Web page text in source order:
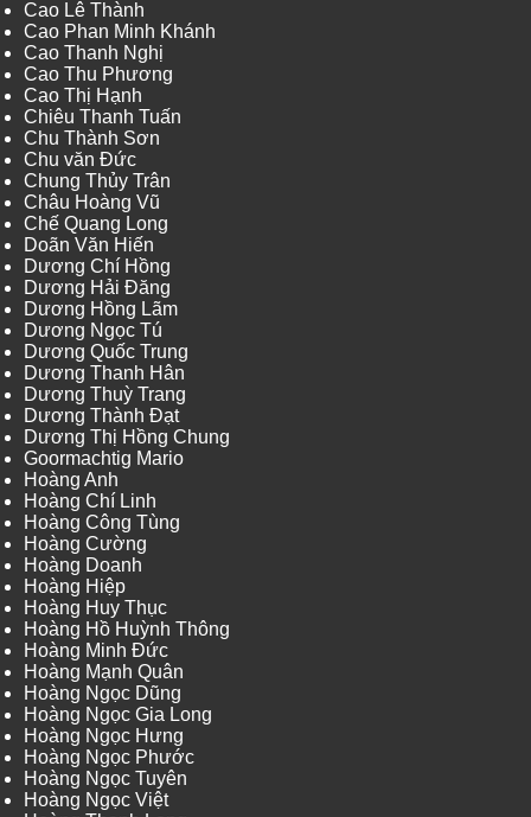
Cao Lê Thành
Cao Phan Minh Khánh
Cao Thanh Nghị
Cao Thu Phương
Cao Thị Hạnh
Chiêu Thanh Tuấn
Chu Thành Sơn
Chu văn Đức
Chung Thủy Trân
Châu Hoàng Vũ
Chế Quang Long
Doãn Văn Hiến
Dương Chí Hồng
Dương Hải Đăng
Dương Hồng Lãm
Dương Ngọc Tú
Dương Quốc Trung
Dương Thanh Hân
Dương Thuỳ Trang
Dương Thành Đạt
Dương Thị Hồng Chung
Goormachtig Mario
Hoàng Anh
Hoàng Chí Linh
Hoàng Công Tùng
Hoàng Cường
Hoàng Doanh
Hoàng Hiệp
Hoàng Huy Thục
Hoàng Hồ Huỳnh Thông
Hoàng Minh Đức
Hoàng Mạnh Quân
Hoàng Ngọc Dũng
Hoàng Ngọc Gia Long
Hoàng Ngọc Hưng
Hoàng Ngọc Phước
Hoàng Ngọc Tuyên
Hoàng Ngọc Việt